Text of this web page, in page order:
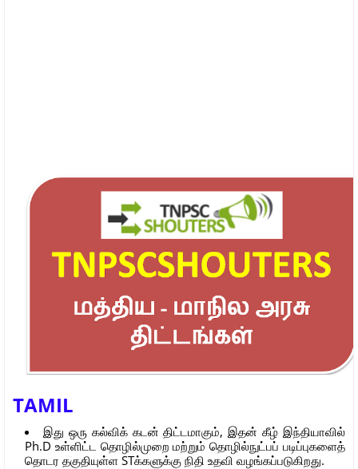
TAMIL
இது ஒரு கல்விக் கடன் திட்டமாகும், இதன் கீழ் இந்தியாவில்
Ph.D உள்ளிட்ட தொழில்முறை மற்றும் தொழில்நுட்பப் படிப்புகளைத்
தொடர தகுதியுள்ள STக்களுக்கு நிதி உதவி வழங்கப்படுகிறது.